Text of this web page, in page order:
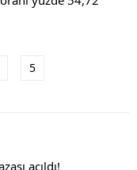
5
açıldı!